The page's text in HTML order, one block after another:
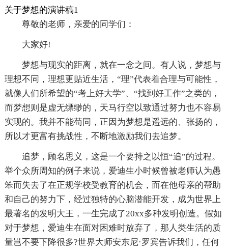
关于梦想的演讲稿1
尊敬的老师，亲爱的同学们：
大家好!
梦想与现实的距离，就在一念之间。有人说，梦想与
理想不同，理想更贴近生活，“理”代表着合理与可能性，
就像人们所希望的“考上好大学”、“找到好工作”之类的，
而梦想则是虚无缥缈的，天马行空以致通过努力也不容易
实现的。我并不能苟同，正因为梦想是遥远的、张扬的，
所以才更富有挑战性，不断地激励我们去追梦。
追梦，顾名思义，这是一个要持之以恒“追”的过程。
举个众所周知的例子来说，爱迪生小时候曾被老师认为愚
笨而失去了在正规学校受教育的机会，而在他母亲的帮助
和自己的努力下，经过独特的心脑潜能开发，成为世界上
最著名的发明大王，一生完成了20xx多种发明创造。假如
对于梦想，爱迪生在面对困难时放弃了，那人类生活的质
量岂不要下降很多?世界大师安东尼·罗宾告诉我们，任何